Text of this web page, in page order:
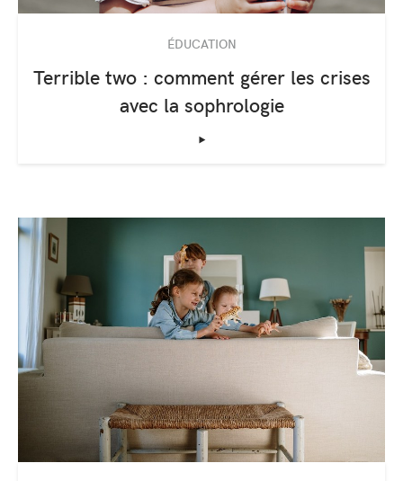
ÉDUCATION
Terrible two : comment gérer les crises
avec la sophrologie
‣